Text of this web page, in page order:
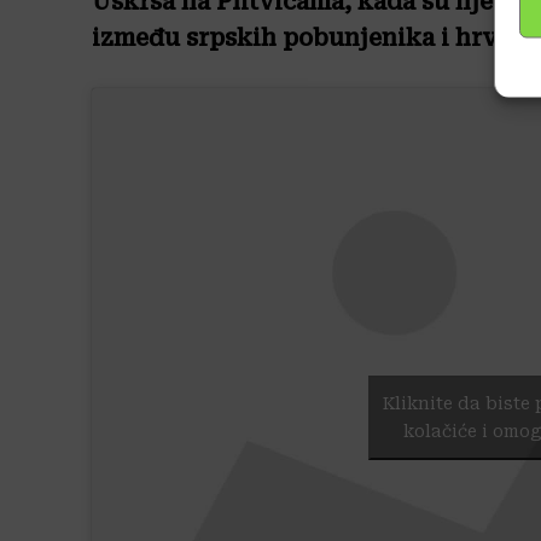
između srpskih pobunjenika i
Kliknite da biste
kolačiće i